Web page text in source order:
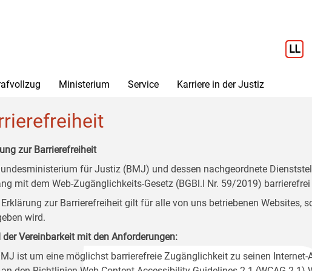
Ministerium Service Karriere in der Justiz
zur Barrierefreiheit
für Justiz (BMJ) und dessen nachgeordnete
mit dem Web-Zugänglichkeits-Gesetz (BGBl.I Nr. 59/2019)
Erklärung zur Barrierefreiheit gilt für alle von uns betriebenen Websites,
wird.
der Vereinbarkeit mit den Anforderungen:
ist um eine möglichst barrierefreie Zugänglichkeit zu seinen